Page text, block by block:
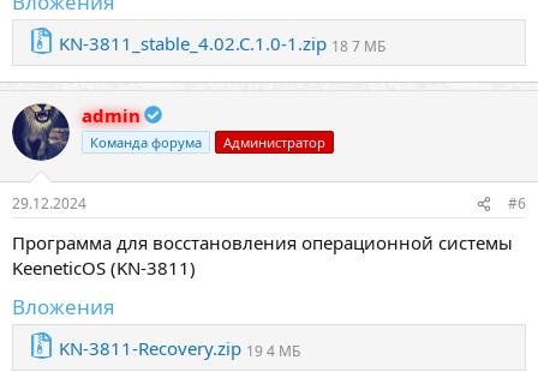
KN-3811_stable_4.02.C.1.0-1.zip 18 7 МБ
admin
Команда форума Администратор
29.12.2024 #6
Программа для восстановления операционной системы
KeeneticOS (KN-3811)
Вложения
KN-3811-Recovery.zip 19 4 МБ